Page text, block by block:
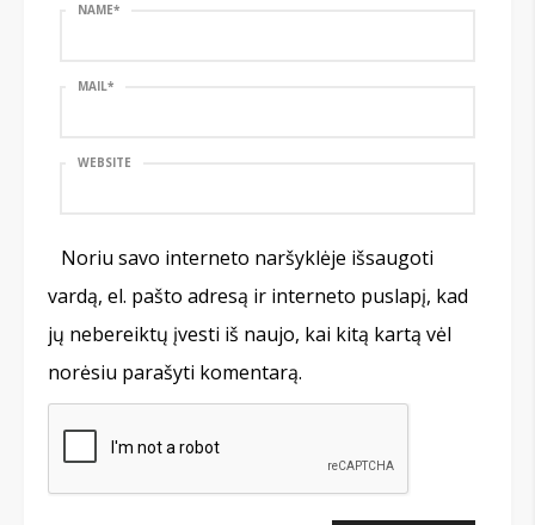
NAME*
MAIL*
WEBSITE
Noriu savo interneto naršyklėje išsaugoti
vardą, el. pašto adresą ir interneto puslapį, kad
jų nebereiktų įvesti iš naujo, kai kitą kartą vėl
norėsiu parašyti komentarą.